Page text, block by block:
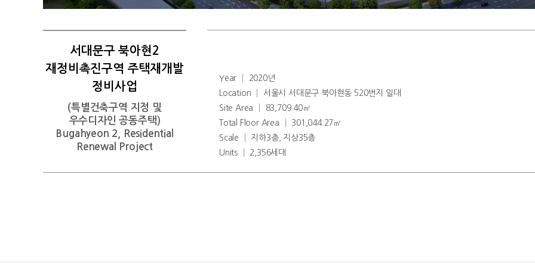
서대문구 북아현2
재정비촉진구역 주택재개발
정비사업
(특별건축구역 지정 및
우수디자인 공동주택)
Bugahyeon 2, Residential
Renewal Project
Year │ 2020년
Location │ 서울시 서대문구 북아현동 520번지 일대
Site Area │ 83,709.40㎡
Total Floor Area │ 301,044.27㎡
Scale │ 지하3층, 지상35층
Units │ 2,356세대